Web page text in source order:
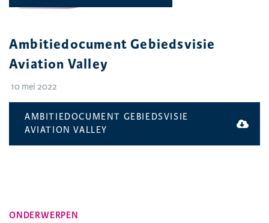
Ambitiedocument Gebiedsvisie
Aviation Valley
10 mei 2022
AMBITIEDOCUMENT GEBIEDSVISIE
AVIATION VALLEY
ONDERWERPEN